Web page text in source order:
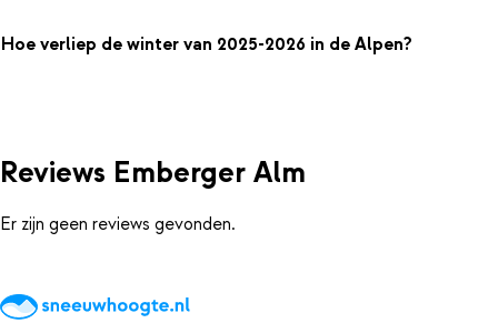
Hoe verliep de winter van 2025-2026 in de Alpen?
Reviews Emberger Alm
Er zijn geen reviews gevonden.